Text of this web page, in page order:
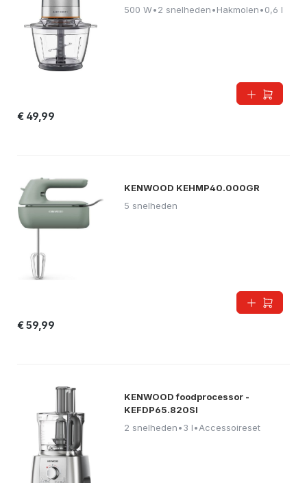
500 W•2 snelheden•Hakmolen•0,6 l
€ 49,99
KENWOOD KEHMP40.000GR
5 snelheden
€ 59,99
KENWOOD foodprocessor -
KEFDP65.820SI
2 snelheden•3 l•Accessoireset